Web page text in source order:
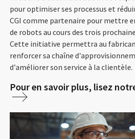
pour optimiser ses processus et
CGI comme partenaire pour mettre
de robots au cours des trois
Cette initiative permettra au
renforcer sa chaîne
d'améliorer son service à la clientèle.
Pour en savoir plus, lisez